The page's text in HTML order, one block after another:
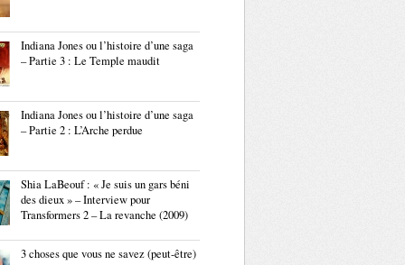
Indiana Jones ou l’histoire d’une saga
– Partie 3 : Le Temple maudit
Indiana Jones ou l’histoire d’une saga
– Partie 2 : L’Arche perdue
Shia LaBeouf : « Je suis un gars béni
des dieux » – Interview pour
Transformers 2 – La revanche (2009)
3 choses que vous ne savez (peut-être)